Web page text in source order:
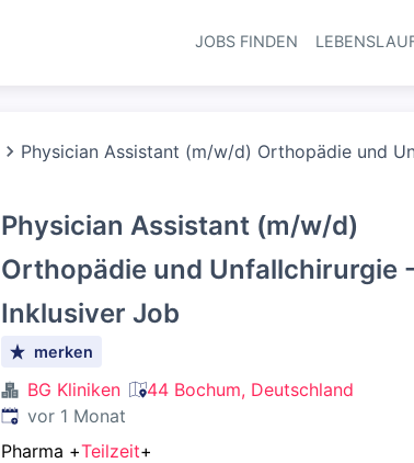
JOBS FINDEN
Physician Assistant (m/w/d) Orthopädie und
Physician Assistant (m/w/d)
Orthopädie und Unfallchirurgie -
Inklusiver Job
merken
BG Kliniken
44 Bochum, Deutschland
Veröffentlicht:
vor 1 Monat
Pharma +Teilzeit+